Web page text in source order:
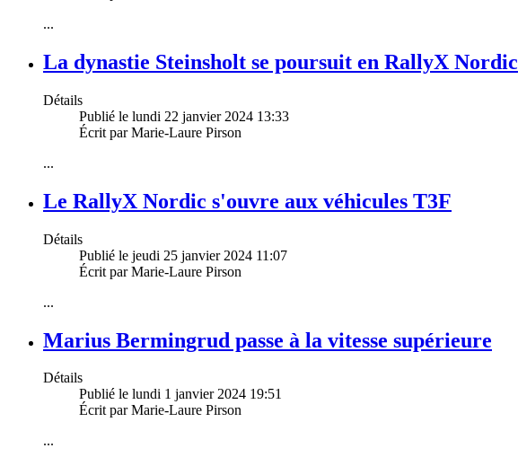
...
La dynastie Steinsholt se poursuit en RallyX Nordic
Détails
Publié le lundi 22 janvier 2024 13:33
Écrit par Marie-Laure Pirson
...
Le RallyX Nordic s'ouvre aux véhicules T3F
Détails
Publié le jeudi 25 janvier 2024 11:07
Écrit par Marie-Laure Pirson
...
Marius Bermingrud passe à la vitesse supérieure
Détails
Publié le lundi 1 janvier 2024 19:51
Écrit par Marie-Laure Pirson
...